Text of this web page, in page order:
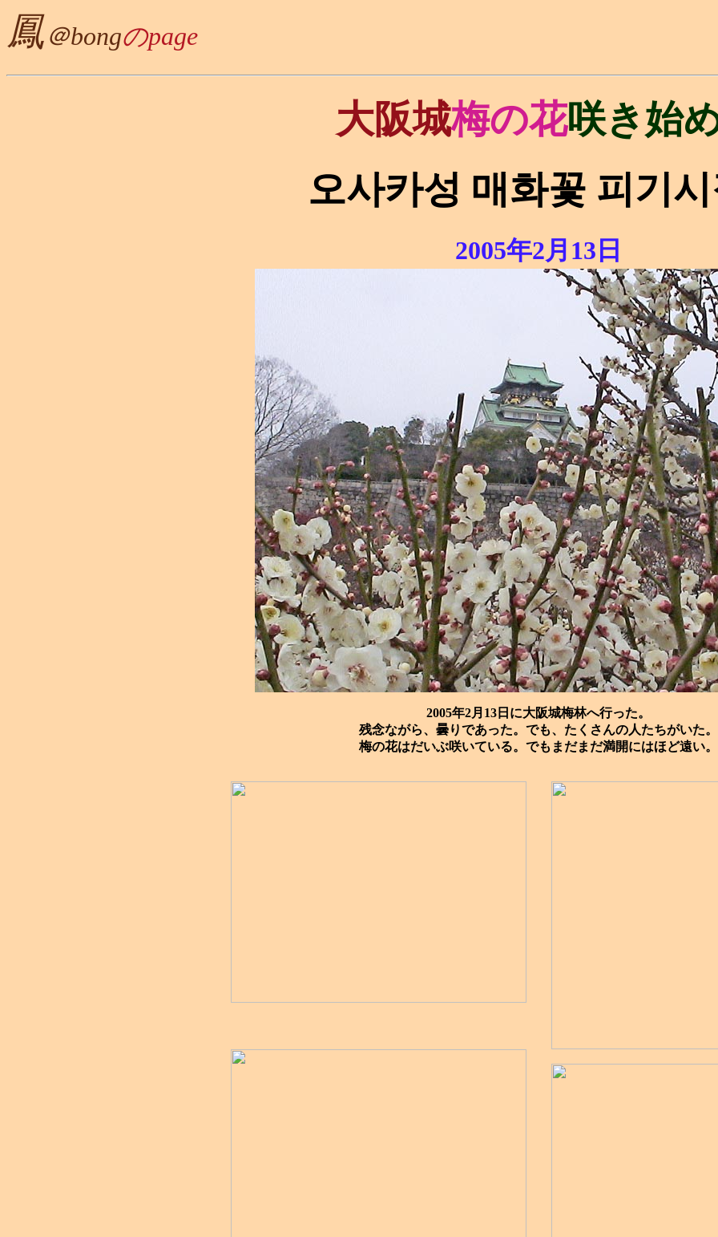
鳳＠bongのpage
大阪城梅の花咲き始
오사카성 매화꽃 피기
2005年2月13日
2005年2月13日に大阪城梅林へ行った。
残念ながら、曇りであった。でも、たくさんの人たちがいた。
梅の花はだいぶ咲いている。でもまだまだ満開にはほど遠い。